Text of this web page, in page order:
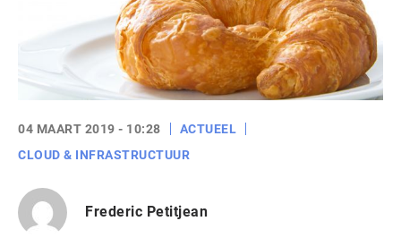
04 MAART 2019 - 10:28
ACTUEEL
CLOUD & INFRASTRUCTUUR
Frederic Petitjean